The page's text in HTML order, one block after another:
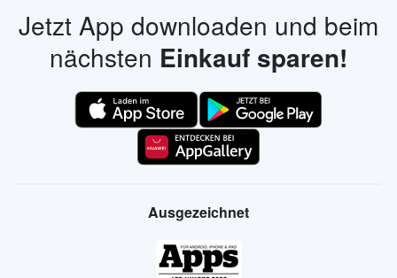
Jetzt App downloaden und beim
nächsten Einkauf sparen!
Ausgezeichnet